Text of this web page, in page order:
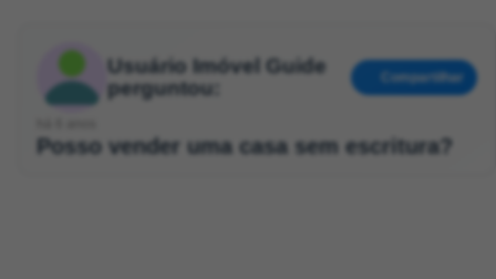
Usuário Imóvel Guide
perguntou:
Compartilhar
Posso vender uma casa sem escritura?